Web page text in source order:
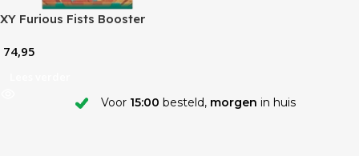
XY Furious Fists Booster
74,95
Voor 15:00 besteld, morgen in huis